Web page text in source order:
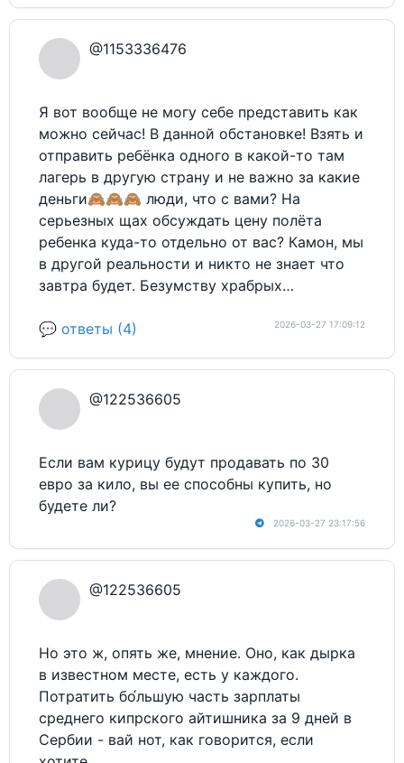
@1153336476
Я вот вообще не могу себе представить как
можно сейчас! В данной обстановке! Взять и
отправить ребёнка одного в какой-то там
лагерь в другую страну и не важно за какие
деньги🙈🙈🙈 люди, что с вами? На
серьезных щах обсуждать цену полёта
ребенка куда-то отдельно от вас? Камон, мы
в другой реальности и никто не знает что
завтра будет. Безумству храбрых…
💬 ответы (4) 2026-03-27 17:09:12
@122536605
Если вам курицу будут продавать по 30
евро за кило, вы ее способны купить, но
будете ли?
2026-03-27 23:17:56
@122536605
Но это ж, опять же, мнение. Оно, как дырка
в известном месте, есть у каждого.
Потратить бо́льшую часть зарплаты
среднего кипрского айтишника за 9 дней в
Сербии - вай нот, как говорится, если